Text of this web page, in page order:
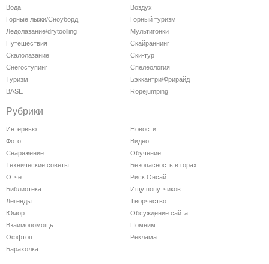
Вода
Воздух
Горные лыжи/Сноуборд
Горный туризм
Ледолазание/drytoolling
Мультигонки
Путешествия
Скайраннинг
Скалолазание
Ски-тур
Снегоступинг
Спелеология
Туризм
Бэккантри/Фрирайд
BASE
Ropejumping
Рубрики
Интервью
Новости
Фото
Видео
Снаряжение
Обучение
Технические советы
Безопасность в горах
Отчет
Риск Онсайт
Библиотека
Ищу попутчиков
Легенды
Творчество
Юмор
Обсуждение сайта
Взаимопомощь
Помним
Оффтоп
Реклама
Барахолка